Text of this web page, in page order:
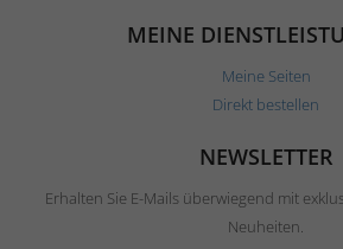
MEINE
Meine Seiten
Direkt bestellen
NEWSLETTER
Erhalten Sie E-Mails überwiegend mit
Neuheiten.